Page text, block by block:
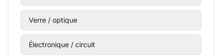
Verre / optique
Électronique / circuit